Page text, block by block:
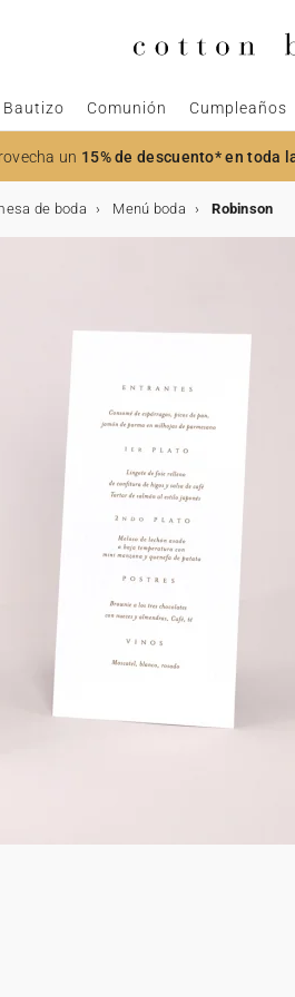
Bautizo Comunión Cumpleaños
un 15% de descuento* en toda
de boda Menú boda Robinson